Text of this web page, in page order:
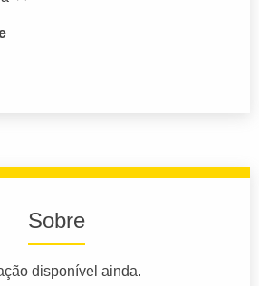
Sobre
disponível ainda.